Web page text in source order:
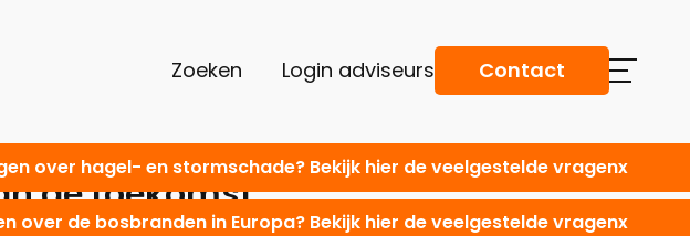
Zoeken Login adviseurs Contact
de toekomst’
over hagel- en stormschade? Bekijk hier de veelgestelde vragenx
over de bosbranden in Europa? Bekijk hier de veelgestelde vragenx